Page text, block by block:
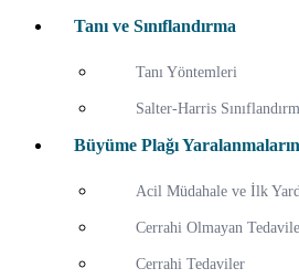
Tanı ve Sınıflandırma
Tanı Yöntemleri
Salter-Harris
Büyüme Plağı
Acil Müdahale ve İlk
Cerrahi Olmayan
Cerrahi Tedaviler